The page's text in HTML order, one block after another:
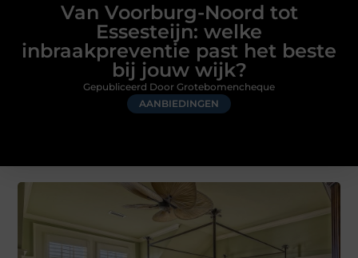
Van Voorburg-Noord tot
Essesteijn: welke
inbraakpreventie past het beste
bij jouw wijk?
AANBIEDINGEN
Gepubliceerd Door Grotebomencheque